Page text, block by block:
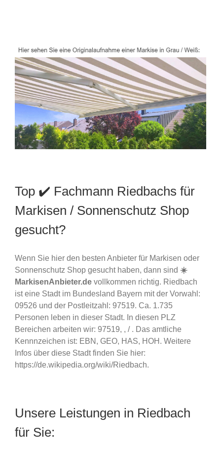
Top ✔️ Fachmann Riedbachs für
Markisen / Sonnenschutz Shop
gesucht?
Wenn Sie hier den besten Anbieter für Markisen oder
Sonnenschutz Shop gesucht haben, dann sind ☀️
MarkisenAnbieter.de vollkommen richtig. Riedbach
ist eine Stadt im Bundesland Bayern mit der Vorwahl:
09526 und der Postleitzahl: 97519. Ca. 1.735
Personen leben in dieser Stadt. In diesen PLZ
Bereichen arbeiten wir: 97519, , / . Das amtliche
Kennnzeichen ist: EBN, GEO, HAS, HOH. Weitere
Infos über diese Stadt finden Sie hier:
https://de.wikipedia.org/wiki/Riedbach.
Unsere Leistungen in Riedbach
für Sie: